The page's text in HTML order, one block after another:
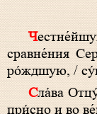
Честне́йшую Херуви́м / и сла́внейшую без
сравне́ния
ро́ждшую, /
Сла́ва Отцу́ и Сы́ну и Свято́му Ду́ху, и ны́не и
при́сно и во